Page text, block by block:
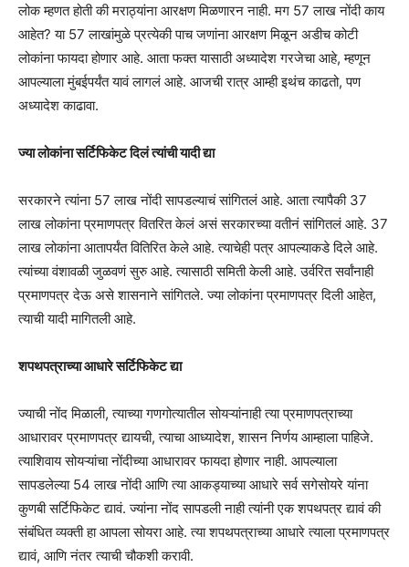
लोक म्हणत होती की मराठ्यांना आरक्षण मिळणारन नाही. मग 57 लाख नोंदी काय
आहेत? या 57 लाखांमुळे प्रत्येकी पाच जणांना आरक्षण मिळून अडीच कोटी
लोकांना फायदा होणार आहे. आता फक्त यासाठी अध्यादेश गरजेचा आहे, म्हणून
आपल्याला मुंबईपर्यंत यावं लागलं आहे. आजची रात्र आम्ही इथंच काढतो, पण
अध्यादेश काढावा.
ज्या लोकांना सर्टिफिकेट दिलं त्यांची यादी द्या
सरकारने त्यांना 57 लाख नोंदी सापडल्याचं सांगितलं आहे. आता त्यापैकी 37
लाख लोकांना प्रमाणपत्र वितरित केलं असं सरकारच्या वतीनं सांगितलं आहे. 37
लाख लोकांना आतापर्यंत वितिरित केले आहे. त्याचेही पत्र आपल्याकडे दिले आहे.
त्यांच्या वंशावळी जुळवणं सुरु आहे. त्यासाठी समिती केली आहे. उर्वरित सर्वांनाही
प्रमाणपत्र देऊ असे शासनाने सांगितले. ज्या लोकांना प्रमाणपत्र दिली आहेत,
त्याची यादी मागितली आहे.
शपथपत्राच्या आधारे सर्टिफिकेट द्या
ज्याची नोंद मिळाली, त्याच्या गणगोत्यातील सोयऱ्यांनाही त्या प्रमाणपत्राच्या
आधारावर प्रमाणपत्र द्यायची, त्याचा आध्यादेश, शासन निर्णय आम्हाला पाहिजे.
त्याशिवाय सोयऱ्यांचा नोंदीच्या आधारावर फायदा होणार नाही. आपल्याला
सापडलेल्या 54 लाख नोंदी आणि त्या आकड्याच्या आधारे सर्व सगेसोयरे यांना
कुणबी सर्टिफिकेट द्यावं. ज्यांना नोंद सापडली नाही त्यांनी एक शपथपत्र द्यावं की
संबंधित व्यक्ती हा आपला सोयरा आहे. त्या शपथपत्राच्या आधारे त्याला प्रमाणपत्र
द्यावं, आणि नंतर त्याची चौकशी करावी.